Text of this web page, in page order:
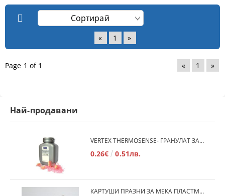
« 1 »
Page 1 of 1 « 1 »
Най-продавани
VERTEX THERMOSENSE- ГРАНУЛАТ ЗА МЕКИ ПРОТЕЗИ
0.26€ 0.51лв.
КАРТУШИ ПРАЗНИ ЗА МЕКА ПЛАСТМАСА